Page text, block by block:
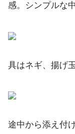
感。シンプルな
具はネギ、揚げ
途中から添え付